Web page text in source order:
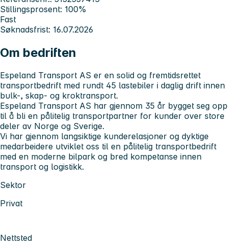
Stillingsprosent: 100%
Fast
Søknadsfrist: 16.07.2026
Om bedriften
Espeland Transport AS er en solid og fremtidsrettet
transportbedrift med rundt 45 lastebiler i daglig drift innen
bulk-, skap- og kroktransport.
Espeland Transport AS har gjennom 35 år bygget seg opp
til å bli en pålitelig transportpartner for kunder over store
deler av Norge og Sverige.
Vi har gjennom langsiktige kunderelasjoner og dyktige
medarbeidere utviklet oss til en pålitelig transportbedrift
med en moderne bilpark og bred kompetanse innen
transport og logistikk.
Sektor
Privat
Nettsted